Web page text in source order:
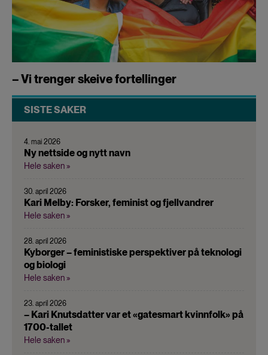
– Vi trenger skeive fortellinger
SISTE SAKER
4. mai 2026
Ny nettside og nytt navn
Hele saken »
30. april 2026
Kari Melby: Forsker, feminist og fjellvandrer
Hele saken »
28. april 2026
Kyborger – feministiske perspektiver på teknologi
og biologi
Hele saken »
23. april 2026
– Kari Knutsdatter var et «gatesmart kvinnfolk» på
1700-tallet
Hele saken »